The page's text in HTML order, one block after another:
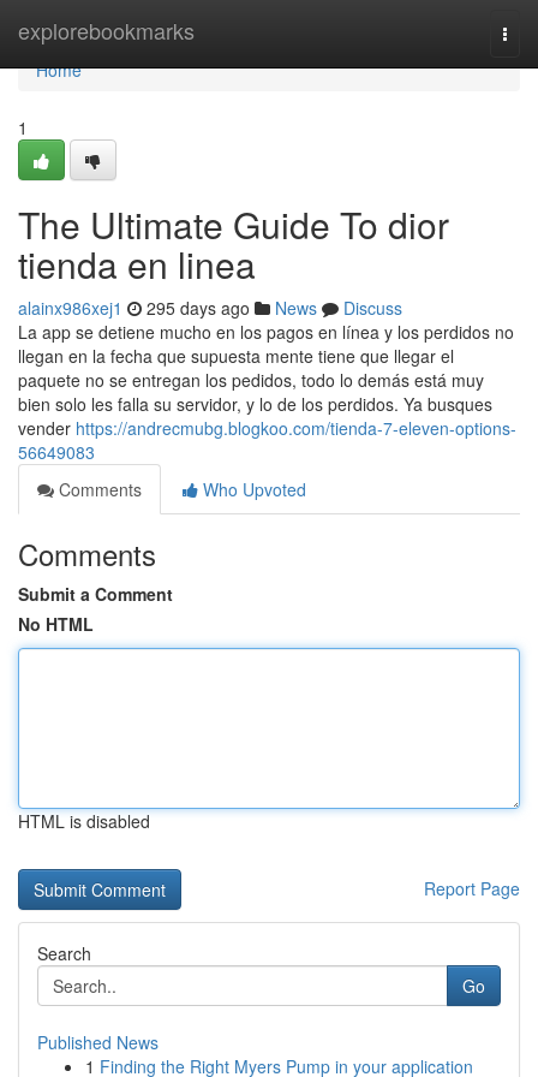
explorebookmarks
Home
Home
1
The Ultimate Guide To dior
tienda en linea
alainx986xej1 295 days ago News
Discuss
La app se detiene mucho en los pagos en línea y los perdidos no
llegan en la fecha que supuesta mente tiene que llegar el
paquete no se entregan los pedidos, todo lo demás está muy
bien solo les falla su servidor, y lo de los perdidos. Ya busques
vender https://andrecmubg.blogkoo.com/tienda-7-eleven-options-
56649083
Comments
Who Upvoted
Comments
Submit a Comment
No HTML
HTML is disabled
Report Page
Search
Go
Published News
1 Finding the Right Myers Pump in your application